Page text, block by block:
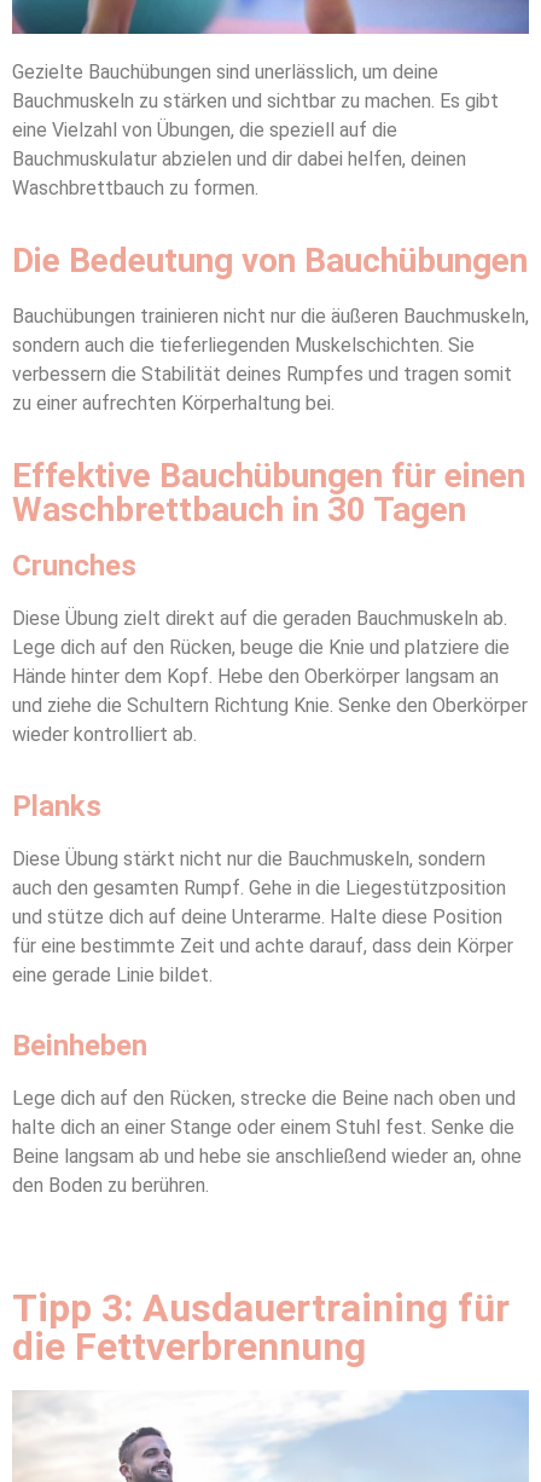
Gezielte Bauchübungen sind unerlässlich, um deine
Bauchmuskeln zu stärken und sichtbar zu machen. Es gibt
eine Vielzahl von Übungen, die speziell auf die
Bauchmuskulatur abzielen und dir dabei helfen, deinen
Waschbrettbauch zu formen.
Die Bedeutung von Bauchübungen
Bauchübungen trainieren nicht nur die äußeren Bauchmuskeln,
sondern auch die tieferliegenden Muskelschichten. Sie
verbessern die Stabilität deines Rumpfes und tragen somit
zu einer aufrechten Körperhaltung bei.
Effektive Bauchübungen für einen
Waschbrettbauch in 30 Tagen
Crunches
Diese Übung zielt direkt auf die geraden Bauchmuskeln ab.
Lege dich auf den Rücken, beuge die Knie und platziere die
Hände hinter dem Kopf. Hebe den Oberkörper langsam an
und ziehe die Schultern Richtung Knie. Senke den Oberkörper
wieder kontrolliert ab.
Planks
Diese Übung stärkt nicht nur die Bauchmuskeln, sondern
auch den gesamten Rumpf. Gehe in die Liegestützposition
und stütze dich auf deine Unterarme. Halte diese Position
für eine bestimmte Zeit und achte darauf, dass dein Körper
eine gerade Linie bildet.
Beinheben
Lege dich auf den Rücken, strecke die Beine nach oben und
halte dich an einer Stange oder einem Stuhl fest. Senke die
Beine langsam ab und hebe sie anschließend wieder an, ohne
den Boden zu berühren.
Tipp 3: Ausdauertraining für
die Fettverbrennung